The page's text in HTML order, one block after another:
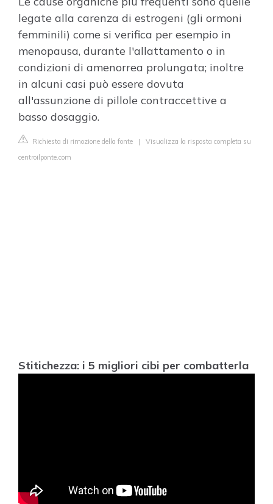
legate alla carenza di estrogeni (gli ormoni
femminili) come si verifica per esempio in
menopausa, durante l'allattamento o in
condizioni di amenorrea prolungata; inoltre
in alcuni casi può essere dovuta
all'assunzione di pillole contraccettive a
basso dosaggio.
Richiesta di rimozione della fonte | Visualizza la risposta completa su
centroilponte.com
Stitichezza: i 5 migliori cibi per combatterla